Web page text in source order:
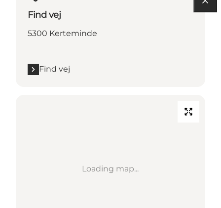
Find vej
5300 Kerteminde
Find vej
Loading map...